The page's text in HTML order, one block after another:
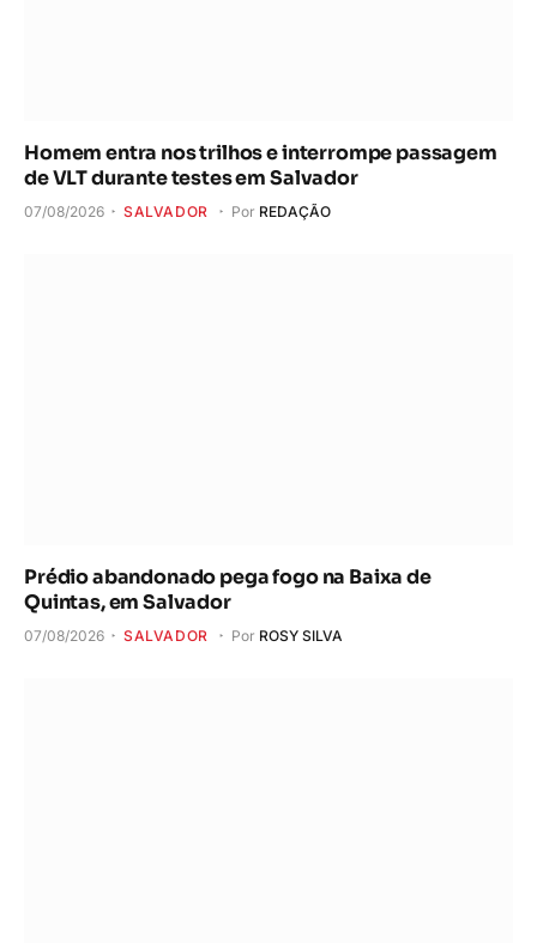
Homem entra nos trilhos e interrompe passagem
de VLT durante testes em Salvador
07/08/2026 SALVADOR Por REDAÇÃO
Prédio abandonado pega fogo na Baixa de
Quintas, em Salvador
07/08/2026 SALVADOR Por ROSY SILVA